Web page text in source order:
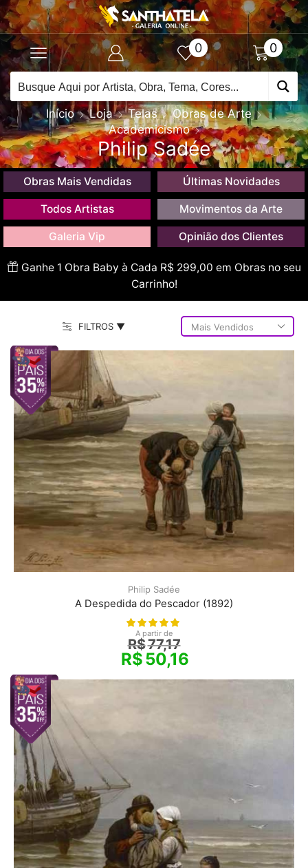
0 0
Início Loja Telas
Obras de Arte
Academicismo
Philip Sadée
Obras Mais Vendidas Últimas Novidades
Todos Artistas Movimentos da Arte
Galeria Vip Opinião dos Clientes
Ganhe 1 Obra Baby à Cada R$ 299,00 em Obras no seu
Carrinho!
FILTROS ▼
Philip Sadée
A Despedida do Pescador (1892)
A partir de
R$77,17
R$50,16